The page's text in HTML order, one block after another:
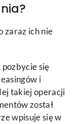
zaraz ich nie
się
i
takiej operacji
został
wpisuje się w